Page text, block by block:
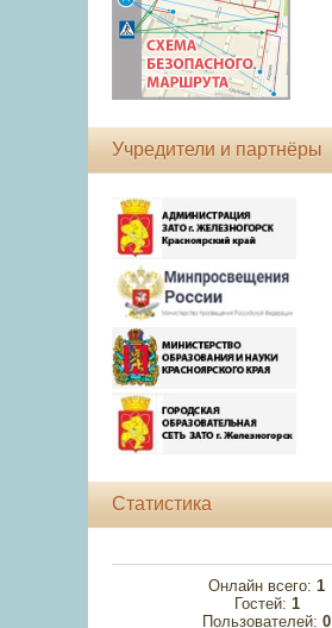
Учредители и партнёры
Статистика
Онлайн всего: 1
Гостей: 1
Пользователей: 0